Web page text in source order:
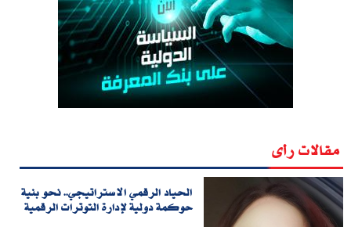
مقالات رأى
الحياد الرقمي الاستراتيجي.. نحو بنية
حوكمة دولية لإدارة التوترات الرقمية